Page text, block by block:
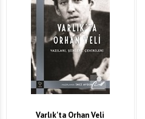
Varlık'ta Orhan Veli